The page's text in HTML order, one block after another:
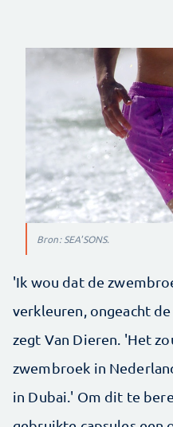
Bron: SEA'SONS.
'Ik wou dat de
verkleuren, ongeacht
zegt Van Dieren. 'Het
zwembroek in
in Dubai.' Om dit te